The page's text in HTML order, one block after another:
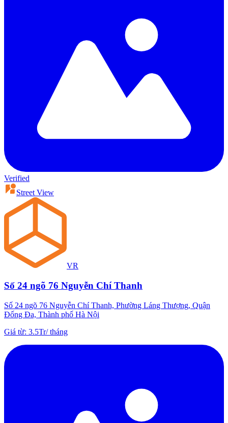
Verified
Street View
VR
Số 24 ngõ 76 Nguyễn Chí Thanh
Số 24 ngõ 76 Nguyễn Chí Thanh, Phường Láng Thượng, Quận
Đống Đa, Thành phố Hà Nội
Giá từ: 3.5Tr/tháng